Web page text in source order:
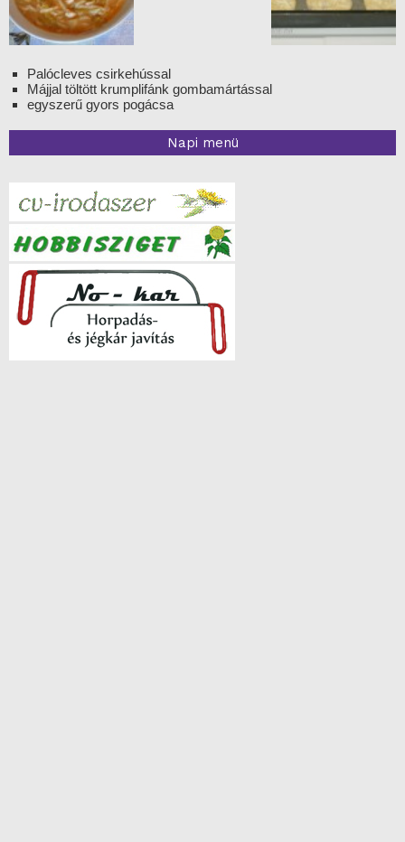
Palócleves csirkehússal
Májjal töltött krumplifánk gombamártással
egyszerű gyors pogácsa
Napi menü